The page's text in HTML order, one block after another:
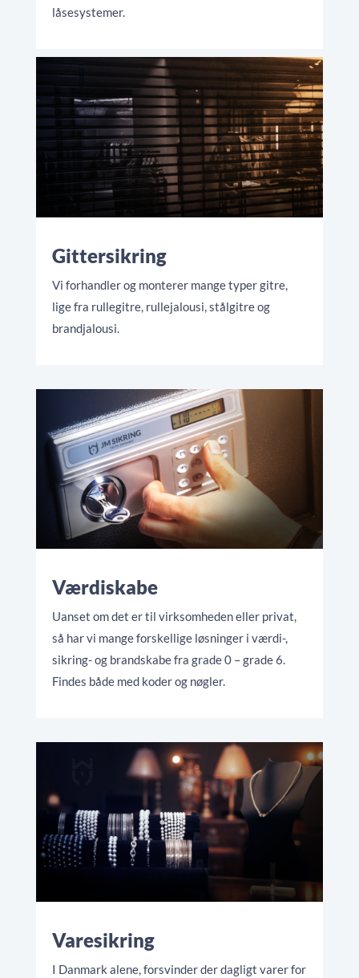
låsesystemer.
Gittersikring
Vi forhandler og monterer mange typer gitre,
lige fra rullegitre, rullejalousi, stålgitre og
brandjalousi.
Værdiskabe
Uanset om det er til virksomheden eller privat,
så har vi mange forskellige løsninger i værdi-,
sikring- og brandskabe fra grade 0 – grade 6.
Findes både med koder og nøgler.
Varesikring
I Danmark alene, forsvinder der dagligt varer for